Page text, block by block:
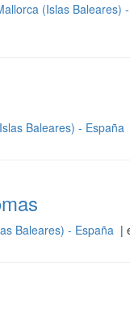
(Islas Baleares)
Baleares) - España
Baleares) - España |